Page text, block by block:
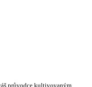
průvodce kultivovaným